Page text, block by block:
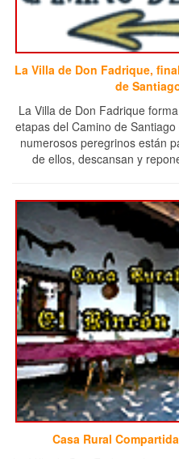
La Villa de Don Fadrique,
de
La Villa de Don Fadrique
etapas del Camino de
numerosos peregrinos están
de ellos, descansan y
Casa Rural